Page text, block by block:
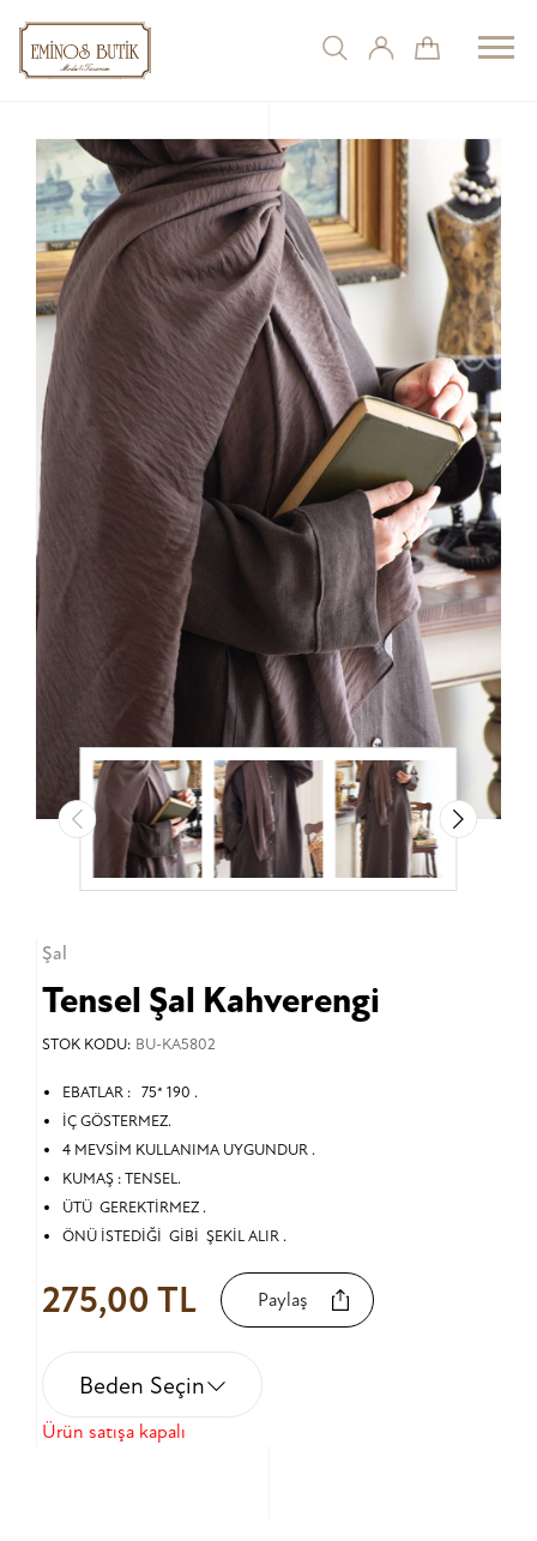
Şal
Tensel Şal Kahverengi
STOK KODU: BU-KA5802
EBATLAR : 75* 190 .
İÇ GÖSTERMEZ.
4 MEVSİM KULLANIMA UYGUNDUR .
KUMAŞ : TENSEL.
ÜTÜ GEREKTİRMEZ .
ÖNÜ İSTEDİĞİ GİBİ ŞEKİL ALIR .
275,00 TL Paylaş
Beden Seçin
Ürün satışa kapalı